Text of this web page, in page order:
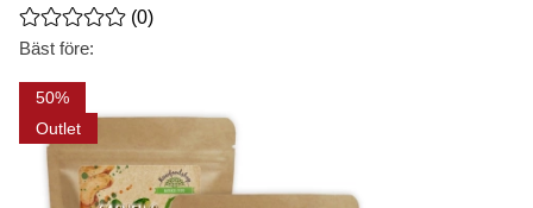
Medelbetyg 0 av 5 Antal betyg 0
(0)
Bäst före:
50
Outlet
Produktbilder Cashewnötter Premium RAW 500g x 3 paket